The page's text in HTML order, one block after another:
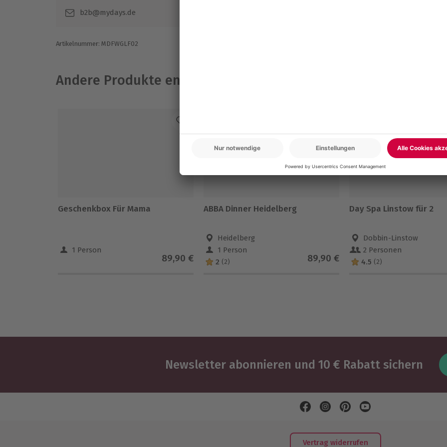
b2b@mydays.de
Artikelnummer: MDFWGLF02
Andere Produkte entdecken
Geschenkbox Für Mama
1 Person
89,90 €
ABBA Dinner Heidelberg
Heidelberg
1 Person
2 (2) 89,90 €
Day Spa Linstow für 2
Dobbin-Linstow
2 Personen
4.5 (2)
Newsletter abonnieren und 10 € Rabatt sichern
Vertrag widerrufen